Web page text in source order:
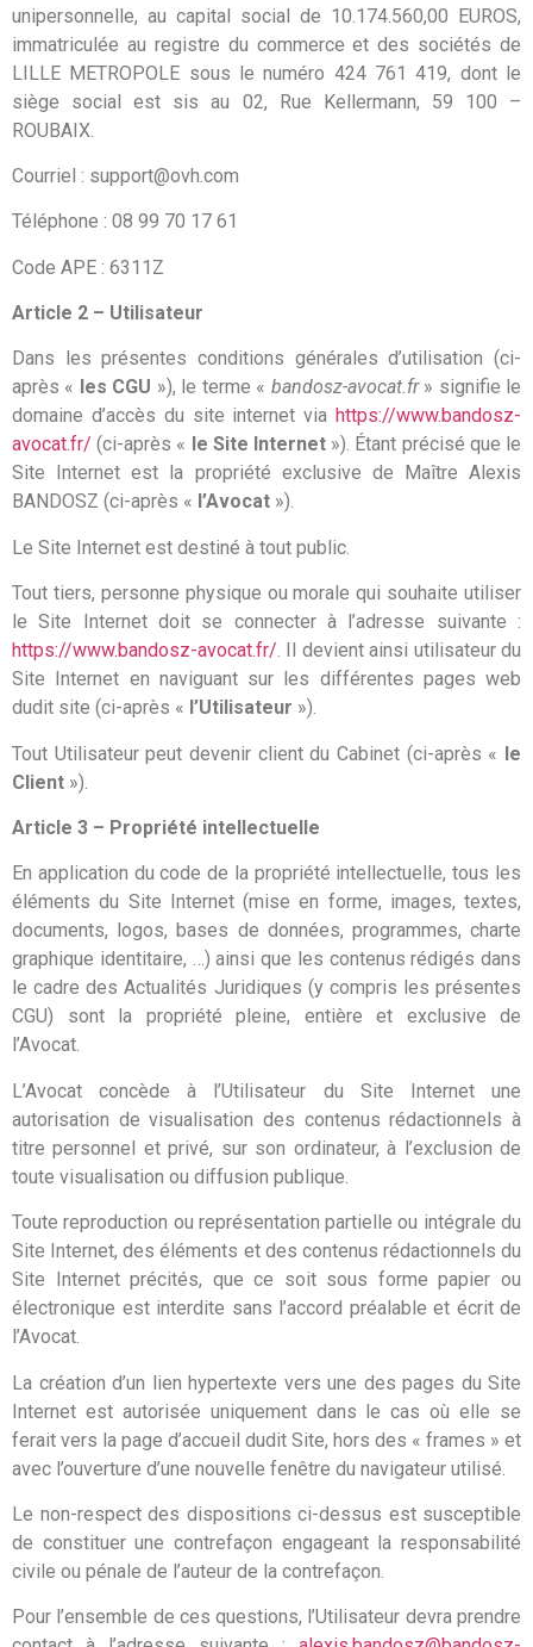
unipersonnelle, au capital social de 10.174.560,00 EUROS,
immatriculée au registre du commerce et des sociétés de
LILLE METROPOLE sous le numéro 424 761 419, dont le
siège social est sis au 02, Rue Kellermann, 59 100 –
ROUBAIX.
Courriel : support@ovh.com
Téléphone : 08 99 70 17 61
Code APE : 6311Z
Article 2 – Utilisateur
Dans les présentes conditions générales d’utilisation (ci-
après « les CGU »), le terme « bandosz-avocat.fr» signifie le
domaine d’accès du site internet via https://www.bandosz-
avocat.fr/ (ci-après « le Site Internet »). Étant précisé que le
Site Internet est la propriété exclusive de Maître Alexis
BANDOSZ (ci-après « l’Avocat »).
Le Site Internet est destiné à tout public.
Tout tiers, personne physique ou morale qui souhaite utiliser
le Site Internet doit se connecter à l’adresse suivante :
https://www.bandosz-avocat.fr/. Il devient ainsi utilisateur du
Site Internet en naviguant sur les différentes pages web
dudit site (ci-après « l’Utilisateur »).
Tout Utilisateur peut devenir client du Cabinet (ci-après « le
Client »).
Article 3 – Propriété intellectuelle
En application du code de la propriété intellectuelle, tous les
éléments du Site Internet (mise en forme, images, textes,
documents, logos, bases de données, programmes, charte
graphique identitaire, …) ainsi que les contenus rédigés dans
le cadre des Actualités Juridiques (y compris les présentes
CGU) sont la propriété pleine, entière et exclusive de
l’Avocat.
L’Avocat concède à l’Utilisateur du Site Internet une
autorisation de visualisation des contenus rédactionnels à
titre personnel et privé, sur son ordinateur, à l’exclusion de
toute visualisation ou diffusion publique.
Toute reproduction ou représentation partielle ou intégrale du
Site Internet, des éléments et des contenus rédactionnels du
Site Internet précités, que ce soit sous forme papier ou
électronique est interdite sans l’accord préalable et écrit de
l’Avocat.
La création d’un lien hypertexte vers une des pages du Site
Internet est autorisée uniquement dans le cas où elle se
ferait vers la page d’accueil dudit Site, hors des « frames » et
avec l’ouverture d’une nouvelle fenêtre du navigateur utilisé.
Le non-respect des dispositions ci-dessus est susceptible
de constituer une contrefaçon engageant la responsabilité
civile ou pénale de l’auteur de la contrefaçon.
Pour l’ensemble de ces questions, l’Utilisateur devra prendre